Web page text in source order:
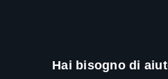
Hai bisogno di